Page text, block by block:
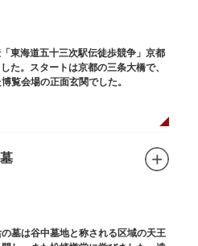
東海道五十三次駅伝徒歩競争」京都
た。スタートは京都の三条大橋で、
覧会場の正面玄関でした。
墓は谷中墓地と称される区域の天王